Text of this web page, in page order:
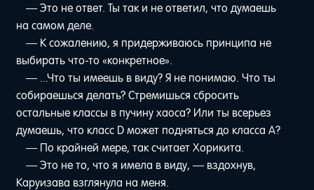
— Это не ответ. Ты так и не ответил, что думаешь
на самом деле.
— К сожалению, я придерживаюсь принципа не
выбирать что-то «конкретное».
— ...Что ты имеешь в виду? Я не понимаю. Что ты
собираешься делать? Стремишься сбросить
остальные классы в пучину хаоса? Или ты всерьез
думаешь, что класс D может подняться до класса А?
— По крайней мере, так считает Хорикита.
— Это не то, что я имела в виду, — вздохнув,
Каруизава взглянула на меня.